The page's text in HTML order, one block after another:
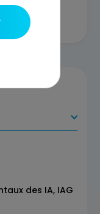
son métier
des IA, IAG